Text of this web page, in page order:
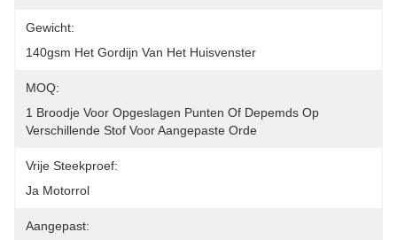
Gewicht:
140gsm Het Gordijn Van Het Huisvenster
MOQ:
1 Broodje Voor Opgeslagen Punten Of Depemds Op
Verschillende Stof Voor Aangepaste Orde
Vrije Steekproef:
Ja Motorrol
Aangepast: